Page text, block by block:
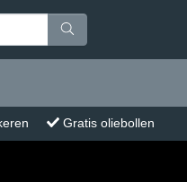
Gratis oliebollen